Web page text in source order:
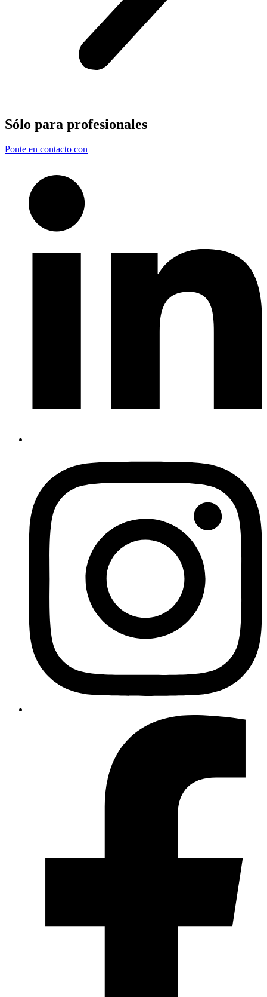
Sólo para profesionales
Ponte en contacto con